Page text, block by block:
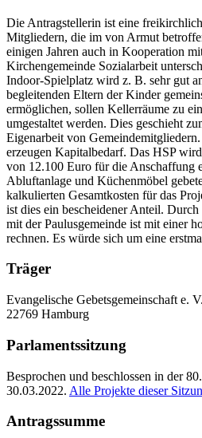
Die Antragstellerin ist eine
Mitgliedern, die im von Armut
einigen Jahren auch in Kooperation
Kirchengemeinde Sozialarbeit
Indoor-Spielplatz wird z. B. sehr gut
begleitenden Eltern der Kinder
ermöglichen, sollen Kellerräume zu
umgestaltet werden. Dies geschieht
Eigenarbeit von
erzeugen Kapitalbedarf. Das HSP
von 12.100 Euro für die Anschaffung
Abluftanlage und Küchenmöbel
kalkulierten Gesamtkosten für das
ist dies ein bescheidener Anteil.
mit der Paulusgemeinde ist mit einer
rechnen. Es würde sich um eine
Träger
Evangelische Gebetsgemeinschaft e. V.
22769 Hamburg
Parlamentssitzung
Besprochen und beschlossen in der
30.03.2022. Alle Projekte dieser
Antragssumme